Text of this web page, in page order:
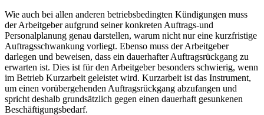
Wie auch bei allen anderen betriebsbedingten Kündigungen muss
der Arbeitgeber aufgrund seiner konkreten Auftrags-und
Personalplanung genau darstellen, warum nicht nur eine kurzfristige
Auftragsschwankung vorliegt. Ebenso muss der Arbeitgeber
darlegen und beweisen, dass ein dauerhafter Auftragsrückgang zu
erwarten ist. Dies ist für den Arbeitgeber besonders schwierig, wenn
im Betrieb Kurzarbeit geleistet wird. Kurzarbeit ist das Instrument,
um einen vorübergehenden Auftragsrückgang abzufangen und
spricht deshalb grundsätzlich gegen einen dauerhaft gesunkenen
Beschäftigungsbedarf.